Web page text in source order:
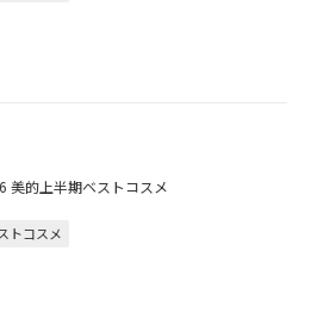
美的上半期ベストコスメ
トコスメ